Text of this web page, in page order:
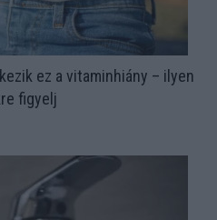
ez a vitaminhiány – ilyen
figyelj